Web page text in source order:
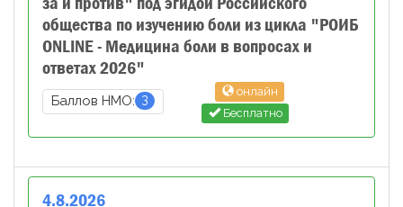
общества по изучению боли из цикла "РОИБ
ONLINE - Медицина боли в вопросах и
ответах 2026"
Баллов НМО: 3
онлайн
Бесплатно
4.8.2026